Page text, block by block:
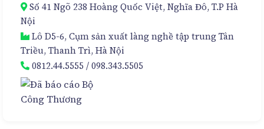
Hoàn
Cấp
Số 41 Ngõ 238 Hoàng Quốc Việt, Nghĩa Đô, T.P Hà
Nội
Lô D5-6, Cụm sản xuất làng nghề tập trung Tân
Triều, Thanh Trì, Hà Nội
0812.44.5555 /098.343.5505